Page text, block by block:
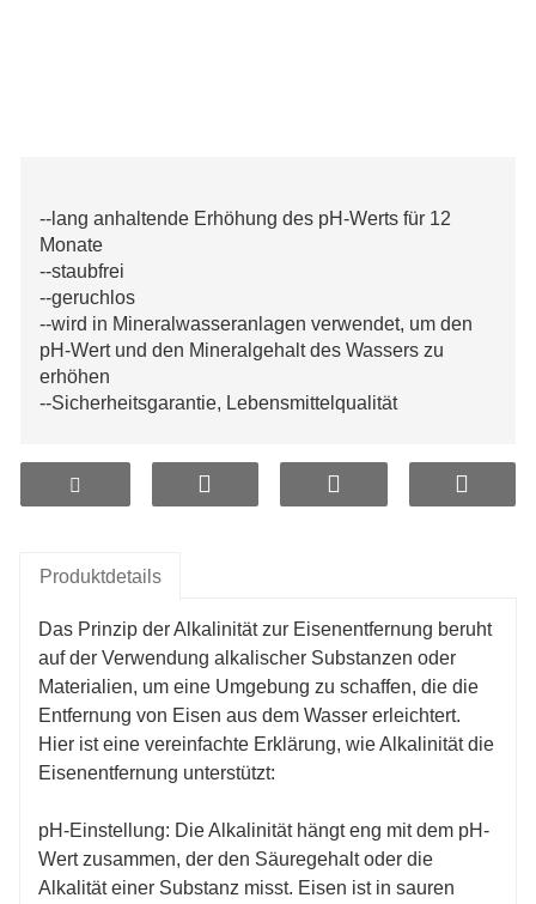
--lang anhaltende Erhöhung des pH-Werts für 12
Monate
--staubfrei
--geruchlos
--wird in Mineralwasseranlagen verwendet, um den
pH-Wert und den Mineralgehalt des Wassers zu
erhöhen
--Sicherheitsgarantie, Lebensmittelqualität
Produktdetails
Das Prinzip der Alkalinität zur Eisenentfernung beruht
auf der Verwendung alkalischer Substanzen oder
Materialien, um eine Umgebung zu schaffen, die die
Entfernung von Eisen aus dem Wasser erleichtert.
Hier ist eine vereinfachte Erklärung, wie Alkalinität die
Eisenentfernung unterstützt:
pH-Einstellung: Die Alkalinität hängt eng mit dem pH-
Wert zusammen, der den Säuregehalt oder die
Alkalität einer Substanz misst. Eisen ist in sauren